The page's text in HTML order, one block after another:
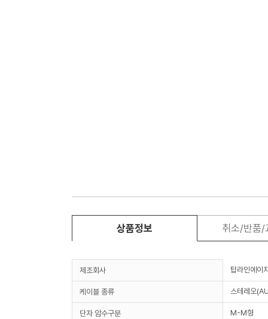
상품정보 취소/반품/
제조회사 탑라인에이
케이블 종류 스테레오
단자 암수구분 M-M형